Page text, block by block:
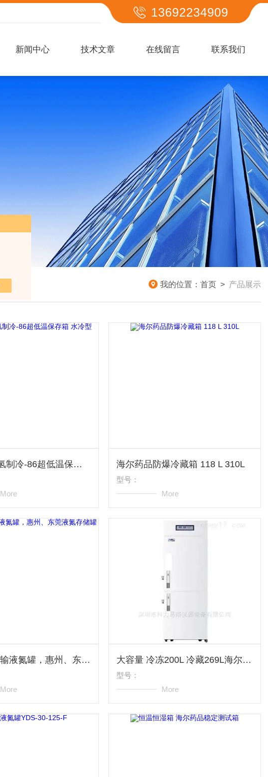
13692234909
新闻中心 技术文章 在线留言 联系我们
我的位置： 首页 > 产品展示
829升，碳氢制冷-86超低温保存箱 水冷型
More
海尔药品防爆冷藏箱 118 L 310L
型号：
More
生物系列运输液氮罐，惠州、东莞液氮存储罐
More
大容量 冷冻200L 冷藏269L海尔冰箱HYCD-469
型号：
More